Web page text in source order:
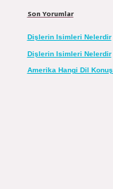
Son Yorumlar
Dişlerin Isimleri Nelerdir
Dişlerin Isimleri Nelerdir
Amerika Hangi Dil